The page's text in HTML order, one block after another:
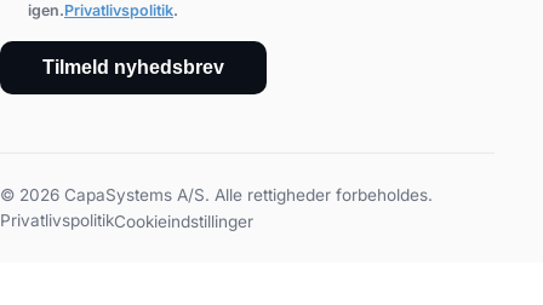
igen.Privatlivspolitik.
Tilmeld nyhedsbrev
© 2026 CapaSystems A/S. Alle rettigheder forbeholdes.
PrivatlivspolitikCookieindstillinger